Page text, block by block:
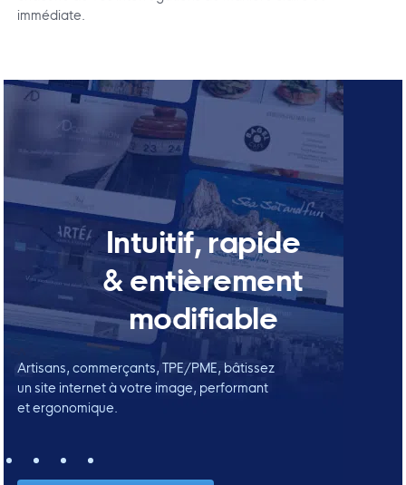
immédiate.
Intuitif, rapide
& entièrement
modifiable
Artisans, commerçants, TPE/PME, bâtissez
un site internet à votre image, performant
et ergonomique.